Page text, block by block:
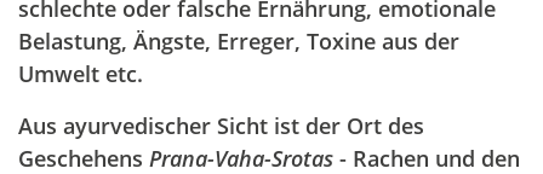
schlechte oder falsche Ernährung, emotionale
Belastung, Ängste, Erreger, Toxine aus der
Umwelt etc.
Aus ayurvedischer Sicht ist der Ort des
Geschehens Prana-Vaha-Srotas - Rachen und den